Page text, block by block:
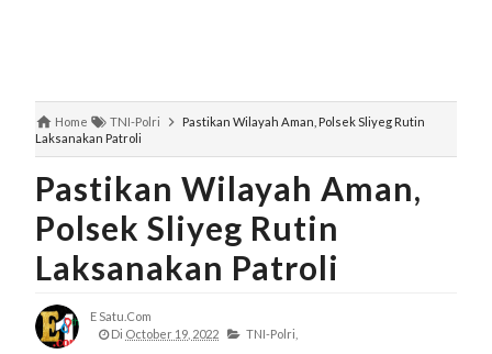
Home TNI-Polri
Pastikan Wilayah Aman, Polsek Sliyeg Rutin
Laksanakan Patroli
Pastikan Wilayah Aman,
Polsek Sliyeg Rutin
Laksanakan Patroli
E Satu.com
Di October 19, 2022 TNI-Polri,